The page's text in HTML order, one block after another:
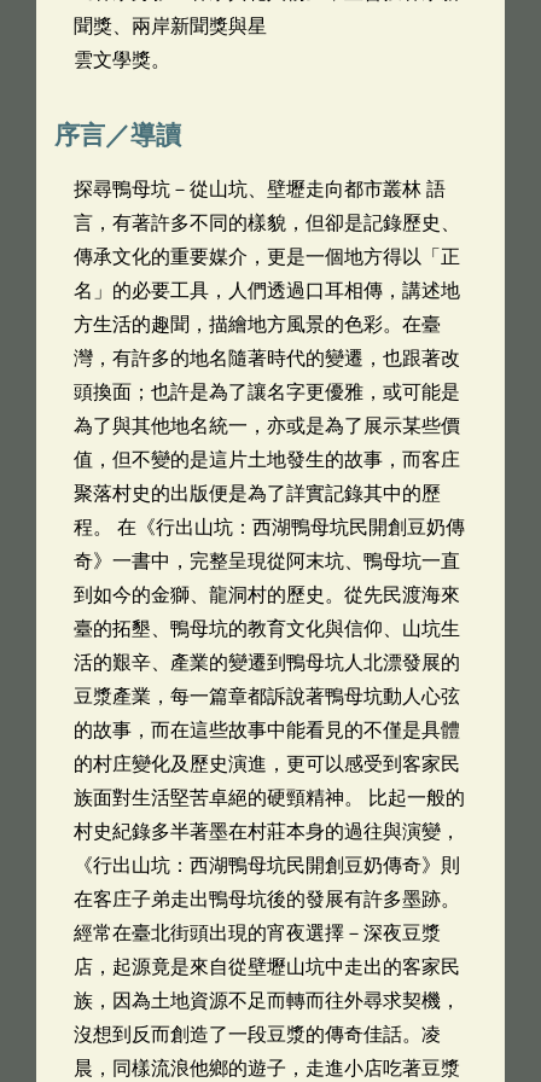
聞獎、兩岸新聞獎與星
雲文學獎。
序言／導讀
探尋鴨母坑－從山坑、壁壢走向都市叢林 語
言，有著許多不同的樣貌，但卻是記錄歷史、
傳承文化的重要媒介，更是一個地方得以「正
名」的必要工具，人們透過口耳相傳，講述地
方生活的趣聞，描繪地方風景的色彩。在臺
灣，有許多的地名隨著時代的變遷，也跟著改
頭換面；也許是為了讓名字更優雅，或可能是
為了與其他地名統一，亦或是為了展示某些價
值，但不變的是這片土地發生的故事，而客庄
聚落村史的出版便是為了詳實記錄其中的歷
程。 在《行出山坑：西湖鴨母坑民開創豆奶傳
奇》一書中，完整呈現從阿末坑、鴨母坑一直
到如今的金獅、龍洞村的歷史。從先民渡海來
臺的拓墾、鴨母坑的教育文化與信仰、山坑生
活的艱辛、產業的變遷到鴨母坑人北漂發展的
豆漿產業，每一篇章都訴說著鴨母坑動人心弦
的故事，而在這些故事中能看見的不僅是具體
的村庄變化及歷史演進，更可以感受到客家民
族面對生活堅苦卓絕的硬頸精神。 比起一般的
村史紀錄多半著墨在村莊本身的過往與演變，
《行出山坑：西湖鴨母坑民開創豆奶傳奇》則
在客庄子弟走出鴨母坑後的發展有許多墨跡。
經常在臺北街頭出現的宵夜選擇－深夜豆漿
店，起源竟是來自從壁壢山坑中走出的客家民
族，因為土地資源不足而轉而往外尋求契機，
沒想到反而創造了一段豆漿的傳奇佳話。凌
晨，同樣流浪他鄉的遊子，走進小店吃著豆漿